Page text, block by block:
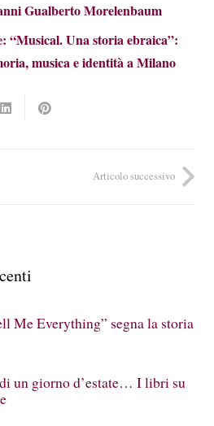
Gualberto Morelenbaum
“Musical. Una storia ebraica”:
musica e identità a Milano
Articolo successivo
Me Everything” segna la storia
un giorno d’estate… I libri su